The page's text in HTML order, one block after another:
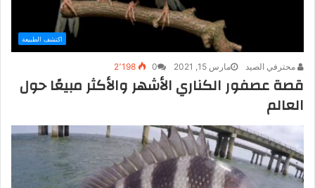
اكتشف الطبيعة
محترفي الصيد مارس 15, 2021 0 2٬198
قصة عصفور الكناري الأشهر والأكثر مبيعًا حول
العالم